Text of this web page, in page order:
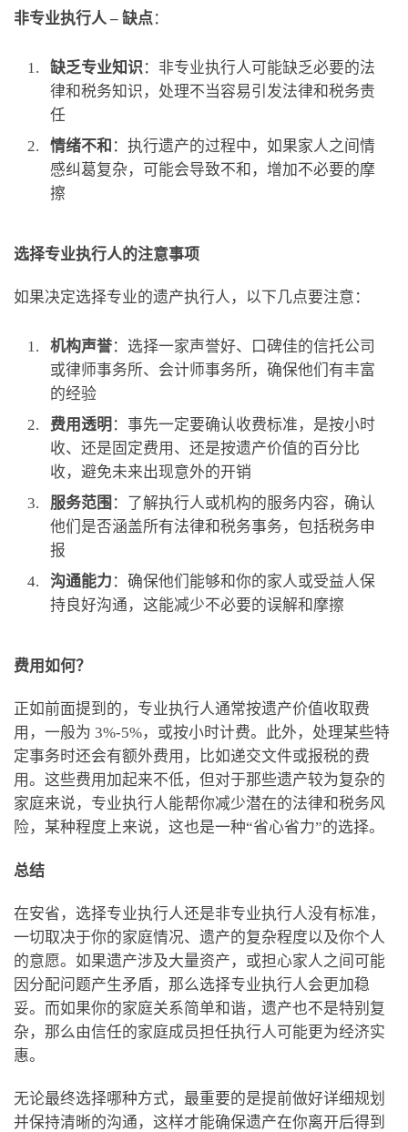
非专业执行人 – 缺点：
缺乏专业知识：非专业执行人可能缺乏必要的法
律和税务知识，处理不当容易引发法律和税务责
任
情绪不和 ：执行遗产的过程中，如果家人之间情
感纠葛复杂，可能会导致不和，增加不必要的摩
擦
选择专业执行人的注意事项
如果决定选择专业的遗产执行人，以下几点要注意：
机构声誉：选择一家声誉好、口碑佳的信托公司
或律师事务所、会计师事务所，确保他们有丰富
的经验
费用透明 ：事先一定要确认收费标准，是按小时
收、还是固定费用、还是按遗产价值的百分比
收，避免未来出现意外的开销
服务范围 ：了解执行人或机构的服务内容，确认
他们是否涵盖所有法律和税务事务，包括税务申
报
沟通能力 ：确保他们能够和你的家人或受益人保
持良好沟通，这能减少不必要的误解和摩擦
费用如何？
正如前面提到的，专业执行人通常按遗产价值收取费
用，一般为 3%-5%，或按小时计费。此外，处理某些特
定事务时还会有额外费用，比如递交文件或报税的费
用。这些费用加起来不低，但对于那些遗产较为复杂的
家庭来说，专业执行人能帮你减少潜在的法律和税务风
险，某种程度上来说，这也是一种“省心省力”的选择。
总结
在安省，选择专业执行人还是非专业执行人没有标准，
一切取决于你的家庭情况、遗产的复杂程度以及你个人
的意愿。如果遗产涉及大量资产，或担心家人之间可能
因分配问题产生矛盾，那么选择专业执行人会更加稳
妥。而如果你的家庭关系简单和谐，遗产也不是特别复
杂，那么由信任的家庭成员担任执行人可能更为经济实
惠。
无论最终选择哪种方式，最重要的是提前做好详细规划
并保持清晰的沟通，这样才能确保遗产在你离开后得到